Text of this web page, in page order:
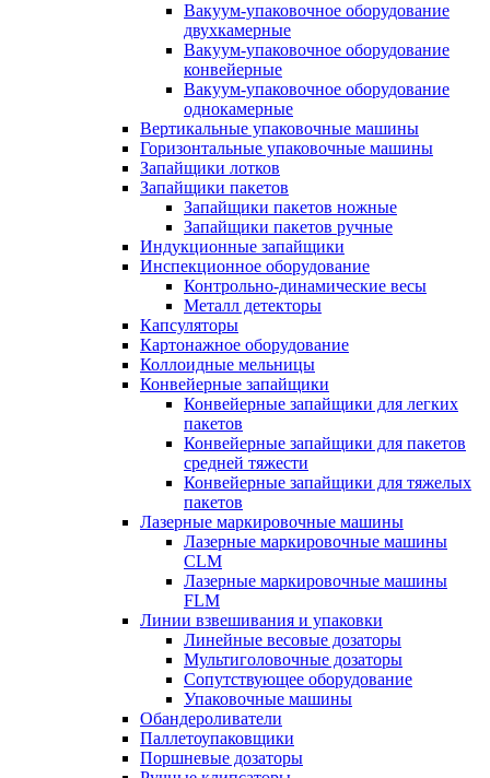
Вакуум-упаковочное оборудование
двухкамерные
Вакуум-упаковочное оборудование
конвейерные
Вакуум-упаковочное оборудование
однокамерные
Вертикальные упаковочные машины
Горизонтальные упаковочные машины
Запайщики лотков
Запайщики пакетов
Запайщики пакетов ножные
Запайщики пакетов ручные
Индукционные запайщики
Инспекционное оборудование
Контрольно-динамические весы
Металл детекторы
Капсуляторы
Картонажное оборудование
Коллоидные мельницы
Конвейерные запайщики
Конвейерные запайщики для легких
пакетов
Конвейерные запайщики для пакетов
средней тяжести
Конвейерные запайщики для тяжелых
пакетов
Лазерные маркировочные машины
Лазерные маркировочные машины
CLM
Лазерные маркировочные машины
FLM
Линии взвешивания и упаковки
Линейные весовые дозаторы
Мультиголовочные дозаторы
Сопутствующее оборудование
Упаковочные машины
Обандероливатели
Паллетоупаковщики
Поршневые дозаторы